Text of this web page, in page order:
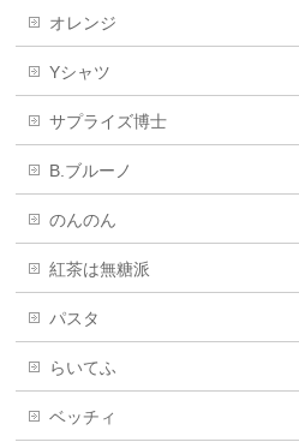
オレンジ
Yシャツ
サプライズ博士
B.ブルーノ
のんのん
紅茶は無糖派
パスタ
らいてふ
ベッチィ